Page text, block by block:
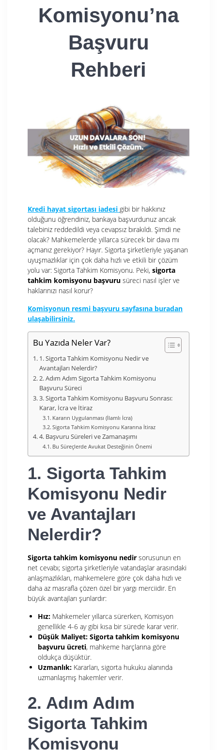
Komisyonu’na
Başvuru
Rehberi
Kredi hayat sigortası iadesi gibi bir hakkınız
olduğunu öğrendiniz, bankaya başvurdunuz ancak
talebiniz reddedildi veya cevapsız bırakıldı. Şimdi ne
olacak? Mahkemelerde yıllarca sürecek bir dava mı
açmanız gerekiyor? Hayır. Sigorta şirketleriyle yaşanan
uyuşmazlıklar için çok daha hızlı ve etkili bir çözüm
yolu var: Sigorta Tahkim Komisyonu. Peki, sigorta
tahkim komisyonu başvuru süreci nasıl işler ve
haklarınızı nasıl korur?
Komisyonun resmi başvuru sayfasına buradan
ulaşabilirsiniz.
Bu Yazıda Neler Var?
1. Sigorta Tahkim Komisyonu Nedir ve
Avantajları Nelerdir?
2. Adım Adım Sigorta Tahkim Komisyonu
Başvuru Süreci
3. Sigorta Tahkim Komisyonu Başvuru Sonrası:
Karar, İcra ve İtiraz
Kararın Uygulanması (İlamlı İcra)
Sigorta Tahkim Komisyonu Kararına İtiraz
4. Başvuru Süreleri ve Zamanaşımı
Bu Süreçlerde Avukat Desteğinin Önemi
1. Sigorta Tahkim
Komisyonu Nedir
ve Avantajları
Nelerdir?
Sigorta tahkim komisyonu nedir sorusunun en
net cevabı; sigorta şirketleriyle vatandaşlar arasındaki
anlaşmazlıkları, mahkemelere göre çok daha hızlı ve
daha az masrafla çözen özel bir yargı merciidir. En
büyük avantajları şunlardır:
Hız: Mahkemeler yıllarca sürerken, Komisyon
genellikle 4-6 ay gibi kısa bir sürede karar verir.
Düşük Maliyet: Sigorta tahkim komisyonu
başvuru ücreti, mahkeme harçlarına göre
oldukça düşüktür.
Uzmanlık: Kararları, sigorta hukuku alanında
uzmanlaşmış hakemler verir.
2. Adım Adım
Sigorta Tahkim
Komisyonu